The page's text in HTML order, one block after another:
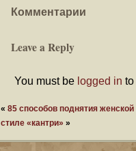
Комментарии
Leave a Reply
You must be logged in to
« 85 способов поднятия женской
стиле «кантри» »